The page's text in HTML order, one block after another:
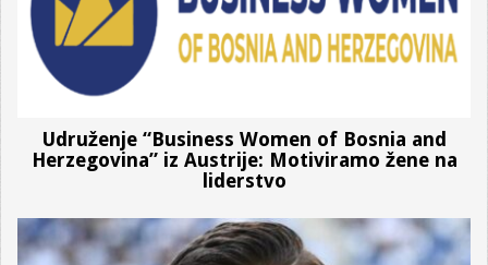
Udruženje “Business Women of Bosnia and
Herzegovina” iz Austrije: Motiviramo žene na
liderstvo